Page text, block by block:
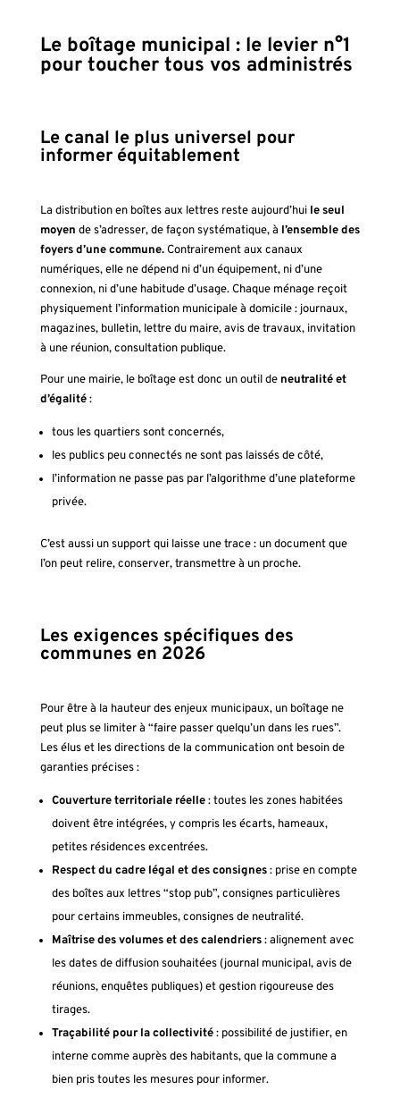
Le boîtage municipal : le levier n°1
pour toucher tous vos administrés
Le canal le plus universel pour
informer équitablement
La distribution en boîtes aux lettres reste aujourd’hui le seul
moyen de s’adresser, de façon systématique, à l’ensemble des
foyers d’une commune. Contrairement aux canaux
numériques, elle ne dépend ni d’un équipement, ni d’une
connexion, ni d’une habitude d’usage. Chaque ménage reçoit
physiquement l’information municipale à domicile : journaux,
magazines, bulletin, lettre du maire, avis de travaux, invitation
à une réunion, consultation publique.
Pour une mairie, le boîtage est donc un outil de neutralité et
d’égalité:
tous les quartiers sont concernés,
les publics peu connectés ne sont pas laissés de côté,
l’information ne passe pas par l’algorithme d’une plateforme
privée.
C’est aussi un support qui laisse une trace : un document que
l’on peut relire, conserver, transmettre à un proche.
Les exigences spécifiques des
communes en 2026
Pour être à la hauteur des enjeux municipaux, un boîtage ne
peut plus se limiter à “faire passer quelqu’un dans les rues”.
Les élus et les directions de la communication ont besoin de
garanties précises :
Couverture territoriale réelle: toutes les zones habitées
doivent être intégrées, y compris les écarts, hameaux,
petites résidences excentrées.
Respect du cadre légal et des consignes: prise en compte
des boîtes aux lettres “stop pub”, consignes particulières
pour certains immeubles, consignes de neutralité.
Maîtrise des volumes et des calendriers: alignement avec
les dates de diffusion souhaitées (journal municipal, avis de
réunions, enquêtes publiques) et gestion rigoureuse des
tirages.
Traçabilité pour la collectivité: possibilité de justifier, en
interne comme auprès des habitants, que la commune a
bien pris toutes les mesures pour informer.